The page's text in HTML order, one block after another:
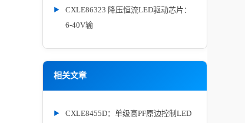
CXLE86323 降压恒流LED驱动芯片：
6-40V输
相关文章
CXLE8455D：单级高PF原边控制LED